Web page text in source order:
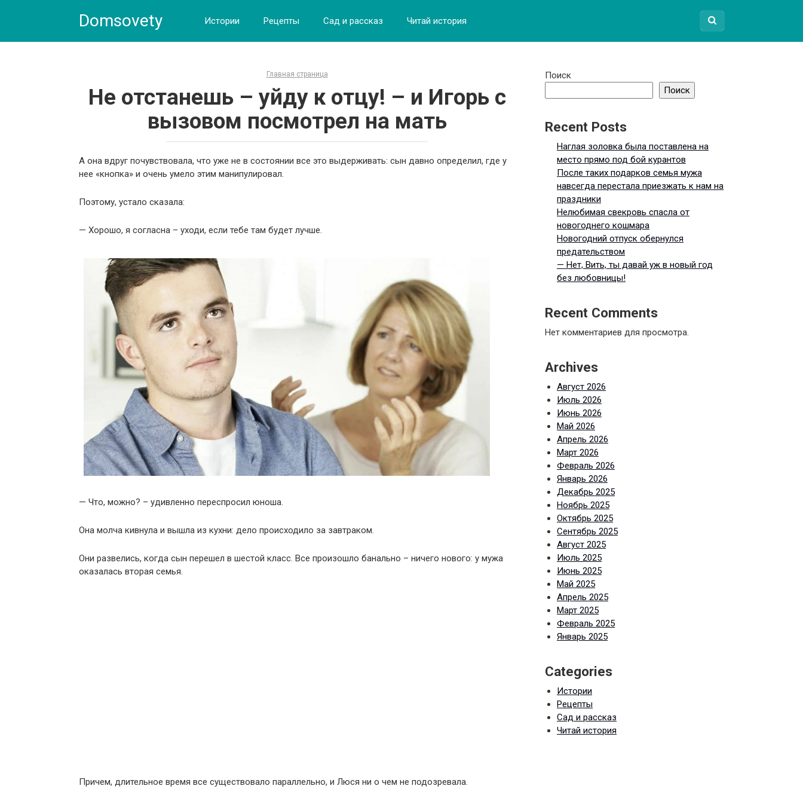
Domsovety Истории Рецепты Сад и рассказ Читай история
Главная страница
Не отстанешь – уйду к отцу! – и Игорь с
вызовом посмотрел на мать
А она вдруг почувствовала, что уже не в состоянии все это выдерживать: сын давно определил, где у
нее «кнопка» и очень умело этим манипулировал.
Поэтому, устало сказала:
— Хорошо, я согласна – уходи, если тебе там будет лучше.
— Что, можно? – удивленно переспросил юноша.
Она молча кивнула и вышла из кухни: дело происходило за завтраком.
Они развелись, когда сын перешел в шестой класс. Все произошло банально – ничего нового: у мужа
оказалась вторая семья.
Причем, длительное время все существовало параллельно, и Люся ни о чем не подозревала.
Поиск
Поиск
Recent Posts
Наглая золовка была поставлена на
место прямо под бой курантов
После таких подарков семья мужа
навсегда перестала приезжать к нам на
праздники
Нелюбимая свекровь спасла от
новогоднего кошмара
Новогодний отпуск обернулся
предательством
— Нет, Вить, ты давай уж в новый год
без любовницы!
Recent Comments
Нет комментариев для просмотра.
Archives
Август 2026
Июль 2026
Июнь 2026
Май 2026
Апрель 2026
Март 2026
Февраль 2026
Январь 2026
Декабрь 2025
Ноябрь 2025
Октябрь 2025
Сентябрь 2025
Август 2025
Июль 2025
Июнь 2025
Май 2025
Апрель 2025
Март 2025
Февраль 2025
Январь 2025
Categories
Истории
Рецепты
Сад и рассказ
Читай история